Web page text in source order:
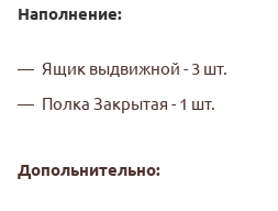
Наполнение:
Ящик выдвижной - 3 шт.
Полка Закрытая - 1 шт.
Допольнительно: